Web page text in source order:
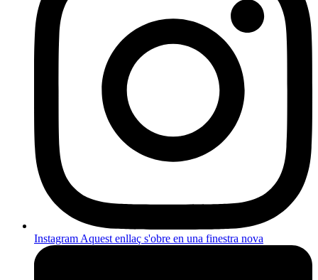
InstagramAquest enllaç s'obre en una finestra nova